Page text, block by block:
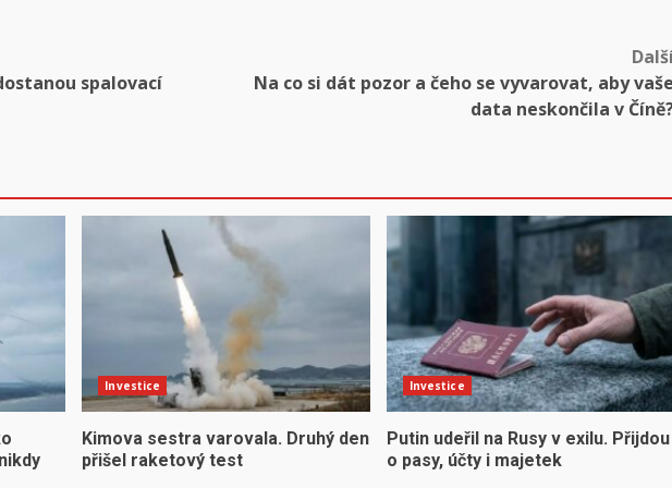
spalovací
Na co si dát pozor a čeho se vyvarovat, aby vaše
data neskončila v
Investice
Kimova sestra varovala. Druhý den
přišel raketový test
Investice
Putin udeřil na Rusy v exilu. Přijdou
o pasy, účty i majetek